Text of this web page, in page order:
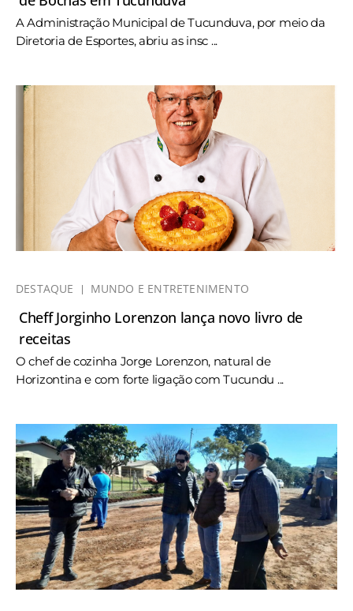
A Administração Municipal de Tucunduva, por meio da
Diretoria de Esportes, abriu as insc ...
DESTAQUE MUNDO E ENTRETENIMENTO
Cheff Jorginho Lorenzon lança novo livro de
receitas
O chef de cozinha Jorge Lorenzon, natural de
Horizontina e com forte ligação com Tucundu ...